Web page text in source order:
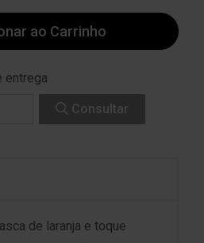
ao Carrinho
entrega
Consultar
de laranja e toque